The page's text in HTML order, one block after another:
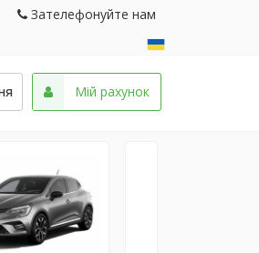
Зателефонуйте нам
Мій рахунок